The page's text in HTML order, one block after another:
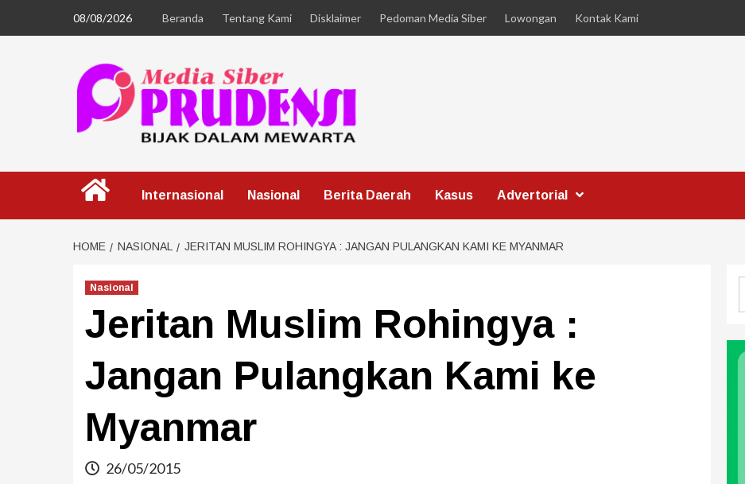
08/08/2026 Beranda Tentang Kami Disklaimer Pedoman Media Siber Lowongan Kontak Kami
Internasional Nasional Berita Daerah Kasus Advertorial
HOME NASIONAL JERITAN MUSLIM ROHINGYA : JANGAN PULANGKAN KAMI KE MYANMAR
Nasional
Jeritan Muslim Rohingya :
Jangan Pulangkan Kami ke
Myanmar
26/05/2015